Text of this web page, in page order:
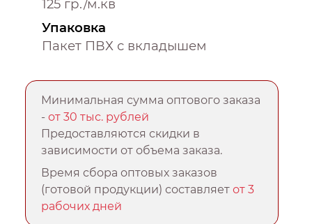
125 гр./м.кв
Упаковка
Пакет ПВХ с вкладышем
Минимальная сумма оптового заказа
-от 30 тыс. рублей
Предоставляются скидки в
зависимости от объема заказа.
Время сбора оптовых заказов
(готовой продукции) составляетот 3
рабочих дней